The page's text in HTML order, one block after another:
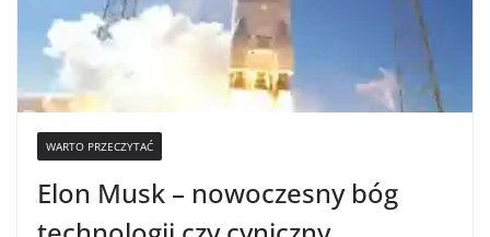
WARTO PRZECZYTAĆ
Elon Musk – nowoczesny bóg